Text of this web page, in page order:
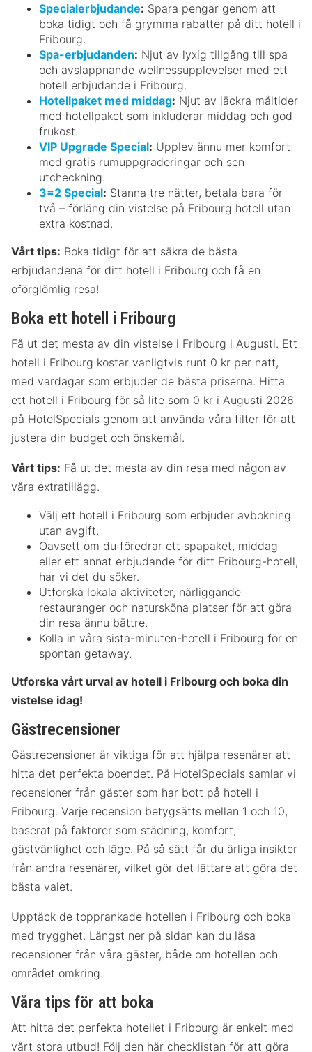
Specialerbjudande: Spara pengar genom att
boka tidigt och få grymma rabatter på ditt hotell i
Fribourg.
Spa-erbjudanden: Njut av lyxig tillgång till spa
och avslappnande wellnessupplevelser med ett
hotell erbjudande i Fribourg.
Hotellpaket med middag: Njut av läckra måltider
med hotellpaket som inkluderar middag och god
frukost.
VIP Upgrade Special: Upplev ännu mer komfort
med gratis rumuppgraderingar och sen
utcheckning.
3=2 Special: Stanna tre nätter, betala bara för
två – förläng din vistelse på Fribourg hotell utan
extra kostnad.
Vårt tips: Boka tidigt för att säkra de bästa
erbjudandena för ditt hotell i Fribourg och få en
oförglömlig resa!
Boka ett hotell i Fribourg
Få ut det mesta av din vistelse i Fribourg i Augusti. Ett
hotell i Fribourg kostar vanligtvis runt 0 kr per natt,
med vardagar som erbjuder de bästa priserna. Hitta
ett hotell i Fribourg för så lite som 0 kr i Augusti 2026
på HotelSpecials genom att använda våra filter för att
justera din budget och önskemål.
Vårt tips: Få ut det mesta av din resa med någon av
våra extratillägg.
Välj ett hotell i Fribourg som erbjuder avbokning
utan avgift.
Oavsett om du föredrar ett spapaket, middag
eller ett annat erbjudande för ditt Fribourg-hotell,
har vi det du söker.
Utforska lokala aktiviteter, närliggande
restauranger och natursköna platser för att göra
din resa ännu bättre.
Kolla in våra sista-minuten-hotell i Fribourg för en
spontan getaway.
Utforska vårt urval av hotell i Fribourg och boka din
vistelse idag!
Gästrecensioner
Gästrecensioner är viktiga för att hjälpa resenärer att
hitta det perfekta boendet. På HotelSpecials samlar vi
recensioner från gäster som har bott på hotell i
Fribourg. Varje recension betygsätts mellan 1 och 10,
baserat på faktorer som städning, komfort,
gästvänlighet och läge. På så sätt får du ärliga insikter
från andra resenärer, vilket gör det lättare att göra det
bästa valet.
Upptäck de topprankade hotellen i Fribourg och boka
med trygghet. Längst ner på sidan kan du läsa
recensioner från våra gäster, både om hotellen och
området omkring.
Våra tips för att boka
Att hitta det perfekta hotellet i Fribourg är enkelt med
vårt stora utbud! Följ den här checklistan för att göra